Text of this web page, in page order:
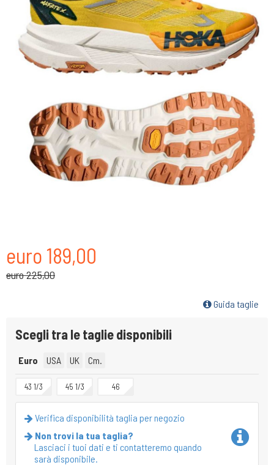
euro 189,00
euro 225,00
Guida taglie
Scegli tra le taglie disponibili
Euro USA UK Cm.
43 1/3 45 1/3 46
Verifica disponibilità taglia per negozio
Non trovi la tua taglia?
Lasciaci i tuoi dati e ti contatteremo quando
sarà disponibile.